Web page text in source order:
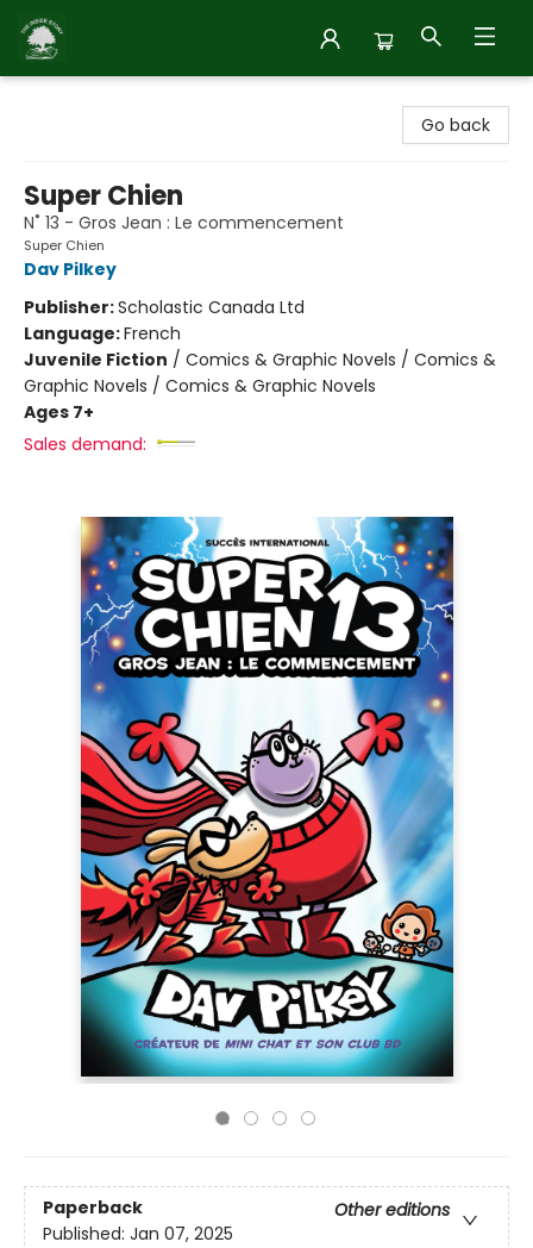
Go back
Super Chien
N˚ 13 - Gros Jean : Le commencement
Super Chien
Dav Pilkey
Publisher:Scholastic Canada Ltd
Language:French
Juvenile Fiction / Comics & Graphic Novels / Comics &
Graphic Novels / Comics & Graphic Novels
Ages 7+
Sales demand:
Paperback
Other editions
Published: Jan 07, 2025